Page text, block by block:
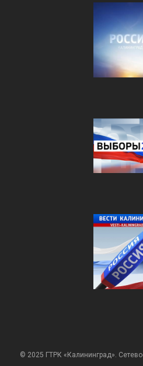
© 2025 ГТРК «Калининград».